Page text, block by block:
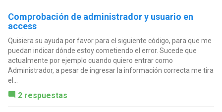
Comprobación de administrador y usuario en
access
Quisiera su ayuda por favor para el siguiente código, para que me
puedan indicar dónde estoy cometiendo el error. Sucede que
actualmente por ejemplo cuando quiero entrar como
Administrador, a pesar de ingresar la información correcta me tira
el...
2 respuestas